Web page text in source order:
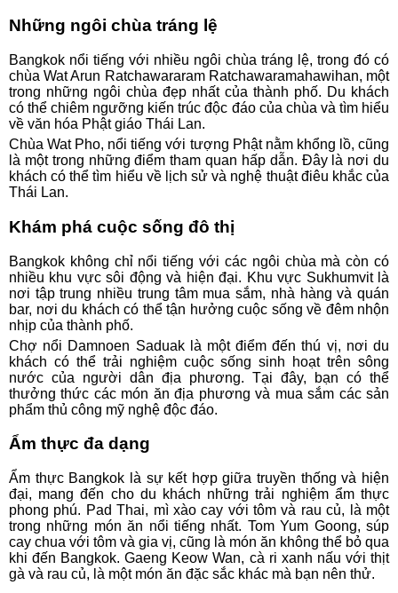
Những ngôi chùa tráng lệ
Bangkok nổi tiếng với nhiều ngôi chùa tráng lệ, trong đó có
chùa Wat Arun Ratchawararam Ratchawaramahawihan, một
trong những ngôi chùa đẹp nhất của thành phố. Du khách
có thể chiêm ngưỡng kiến trúc độc đáo của chùa và tìm hiểu
về văn hóa Phật giáo Thái Lan.
Chùa Wat Pho, nổi tiếng với tượng Phật nằm khổng lồ, cũng
là một trong những điểm tham quan hấp dẫn. Đây là nơi du
khách có thể tìm hiểu về lịch sử và nghệ thuật điêu khắc của
Thái Lan.
Khám phá cuộc sống đô thị
Bangkok không chỉ nổi tiếng với các ngôi chùa mà còn có
nhiều khu vực sôi động và hiện đại. Khu vực Sukhumvit là
nơi tập trung nhiều trung tâm mua sắm, nhà hàng và quán
bar, nơi du khách có thể tận hưởng cuộc sống về đêm nhộn
nhịp của thành phố.
Chợ nổi Damnoen Saduak là một điểm đến thú vị, nơi du
khách có thể trải nghiệm cuộc sống sinh hoạt trên sông
nước của người dân địa phương. Tại đây, bạn có thể
thưởng thức các món ăn địa phương và mua sắm các sản
phẩm thủ công mỹ nghệ độc đáo.
Ẩm thực đa dạng
Ẩm thực Bangkok là sự kết hợp giữa truyền thống và hiện
đại, mang đến cho du khách những trải nghiệm ẩm thực
phong phú. Pad Thai, mì xào cay với tôm và rau củ, là một
trong những món ăn nổi tiếng nhất. Tom Yum Goong, súp
cay chua với tôm và gia vị, cũng là món ăn không thể bỏ qua
khi đến Bangkok. Gaeng Keow Wan, cà ri xanh nấu với thịt
gà và rau củ, là một món ăn đặc sắc khác mà bạn nên thử.